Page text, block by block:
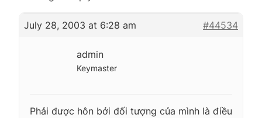
July 28, 2003 at 6:28 am #44534
admin
Keymaster
Phải được hôn bởi đối tượng của mình là điều